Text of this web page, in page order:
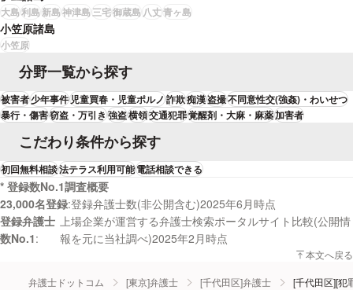
大島利島新島神津島三宅御蔵島 八丈青ヶ島
小笠原諸島
小笠原
分野一覧から探す
被害者少年事件児童買春・児童ポルノ詐欺痴漢盗撮不同意性交(強姦)・わいせつ
暴行・傷害窃盗・万引き強盗横領交通犯罪覚醒剤・大麻・麻薬加害者
こだわり条件から探す
初回無料相談法テラス利用可能電話相談できる
* 登録数No.1調査概要
23,000名登録 登録弁護士数(非公開含む)2025年6月時点
登録弁護士
数No.1
上場企業が運営する弁護士検索ポータルサイト比較(公開情
報を元に当社調べ)2025年2月時点
本文へ戻る
弁護士ドットコム [東京]弁護士 [千代田区]弁護士 [千代田区][犯